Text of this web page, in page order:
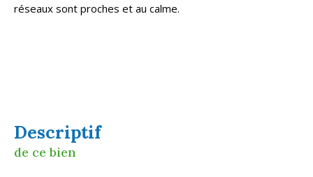
réseaux sont proches et au calme.
descriptif
de ce bien